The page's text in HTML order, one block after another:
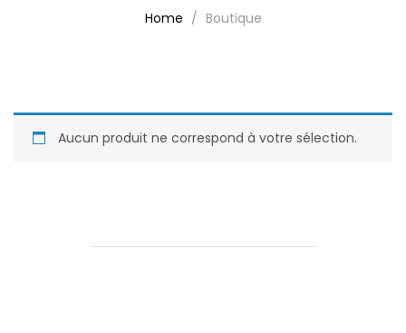
Home Boutique
Aucun produit ne correspond à votre sélection.